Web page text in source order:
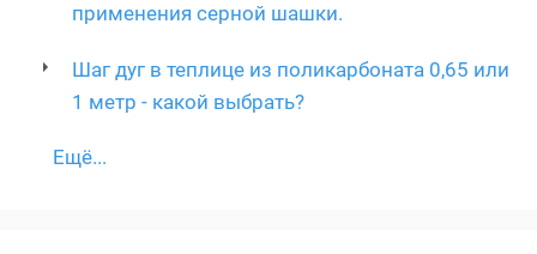
применения серной шашки.
Шаг дуг в теплице из поликарбоната 0,65 или
1 метр - какой выбрать?
Ещё...